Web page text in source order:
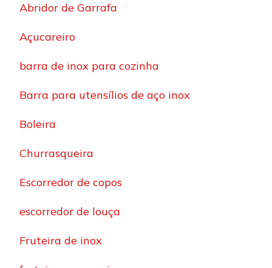
Abridor de Garrafa
Açucareiro
barra de inox para cozinha
Barra para utensílios de aço inox
Boleira
Churrasqueira
Escorredor de copos
escorredor de louça
Fruteira de inox